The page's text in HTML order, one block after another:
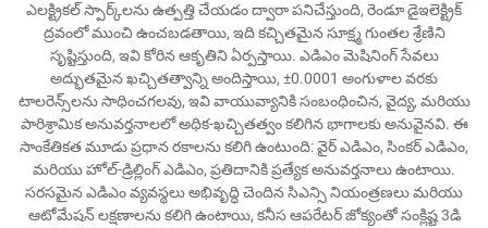
ఎలక్ట్రికల్ స్పార్క్‌లను ఉత్పత్తి చేయడం ద్వారా పనిచేస్తుంది, రెండూ డైఇలెక్ట్రిక్
ద్రవంలో ముంచి ఉంచబడతాయి, ఇది కచ్చితమైన సూక్ష్మ గుంతల శ్రేణిని
సృష్టిస్తుంది, ఇవి కోరిన ఆకృతిని ఏర్పస్తాయి. ఎడిఎం మెషినింగ్ సేవలు
అద్భుతమైన ఖచ్చితత్వాన్ని అందిస్తాయి, ±0.0001 అంగుళాల వరకు
టాలరెన్స్‌లను సాధించగలవు, ఇవి వాయువ్యానికి సంబంధించిన, వైద్య, మరియు
పారిశ్రామిక అనువర్తనాలలో అధిక-ఖచ్చితత్వం కలిగిన భాగాలకు అనువైనవి. ఈ
సాంకేతికత మూడు ప్రధాన రకాలను కలిగి ఉంటుంది: వైర్ ఎడిఎం, సింకర్ ఎడిఎం,
మరియు హోల్-డ్రిల్లింగ్ ఎడిఎం, ప్రతిదానికి ప్రత్యేక అనువర్తనాలు ఉంటాయి.
సరసమైన ఎడిఎం వ్యవస్థలు అభివృద్ధి చెందిన సిఎన్సి నియంత్రణలు మరియు
ఆటోమేషన్ లక్షణాలను కలిగి ఉంటాయి, కనీస ఆపరేటర్ జోక్యంతో సంక్లిష్ట 3డి